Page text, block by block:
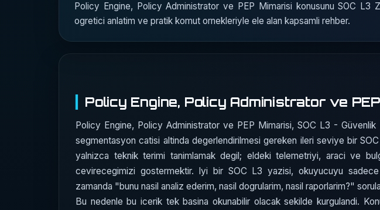
Policy Engine, Policy Administrator ve PEP Mimarisi konusunu SOC
ogretici anlatim ve pratik komut ornekleriyle ele alan kapsamli rehber.
Policy Engine, Policy Administrator ve
Policy Engine, Policy Administrator ve PEP Mimarisi, SOC L3 -
segmentasyon catisi altinda degerlendirilmesi gereken ileri seviye bir
yalnizca teknik terimi tanimlamak degil; eldeki telemetriyi, araci ve
cevirecegimizi gostermektir. Iyi bir SOC L3 yazisi, okuyucuyu
zamanda "bunu nasil analiz ederim, nasil dogrularim, nasil raporlarim?"
Bu nedenle bu icerik tek basina okunabilir olacak sekilde kurgulandi.